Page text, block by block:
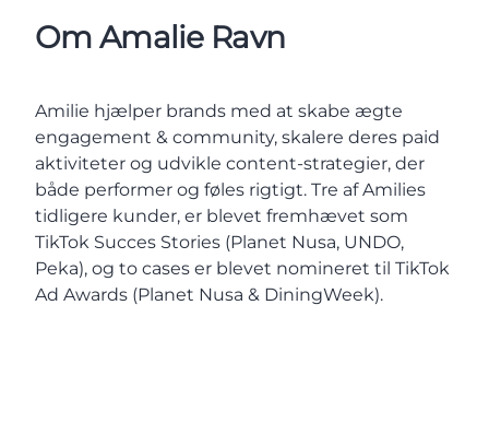
Om Amalie Ravn
Amilie hjælper brands med at skabe ægte
engagement & community, skalere deres paid
aktiviteter og udvikle content-strategier, der
både performer og føles rigtigt. Tre af Amilies
tidligere kunder, er blevet fremhævet som
TikTok Succes Stories (Planet Nusa, UNDO,
Peka), og to cases er blevet nomineret til TikTok
Ad Awards (Planet Nusa & DiningWeek).